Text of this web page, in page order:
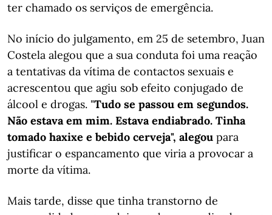
ter chamado os serviços de emergência.
No início do julgamento, em 25 de setembro, Juan
Costela alegou que a sua conduta foi uma reação
a tentativas da vítima de contactos sexuais e
acrescentou que agiu sob efeito conjugado de
álcool e drogas. "Tudo se passou em segundos.
Não estava em mim. Estava endiabrado. Tinha
tomado haxixe e bebido cerveja", alegou para
justificar o espancamento que viria a provocar a
morte da vítima.
Mais tarde, disse que tinha transtorno de